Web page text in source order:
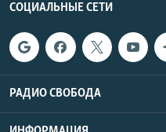
СОЦИАЛЬНЫЕ СЕТИ
РАДИО СВОБОДА